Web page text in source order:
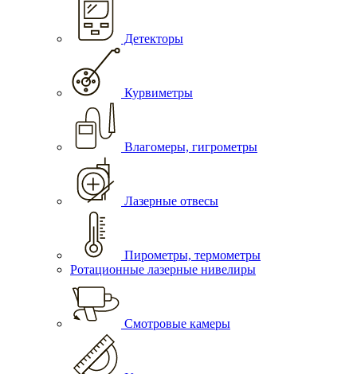
Детекторы
Курвиметры
Влагомеры, гигрометры
Лазерные отвесы
Пирометры, термометры
Ротационные лазерные нивелиры
Смотровые камеры